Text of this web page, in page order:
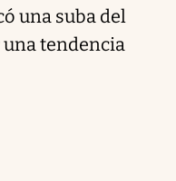
una suba del
una tendencia